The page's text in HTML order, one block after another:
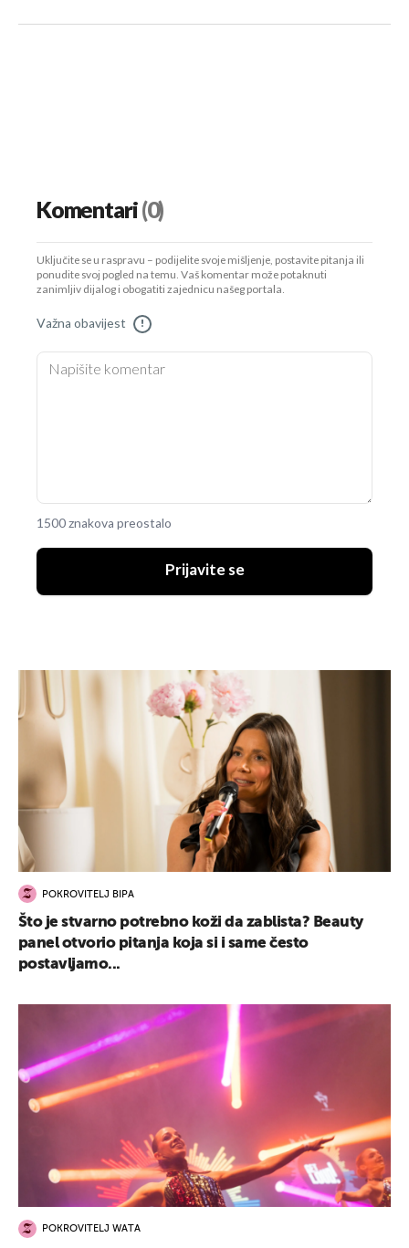
Komentari(0)
Uključite se u raspravu – podijelite svoje mišljenje, postavite pitanja ili
ponudite svoj pogled na temu. Vaš komentar može potaknuti
zanimljiv dijalog i obogatiti zajednicu našeg portala.
Važna obavijest !
1500 znakova preostalo
Prijavite se
POKROVITELJ BIPA
Što je stvarno potrebno koži da zablista? Beauty
panel otvorio pitanja koja si i same često
postavljamo...
POKROVITELJ WATA